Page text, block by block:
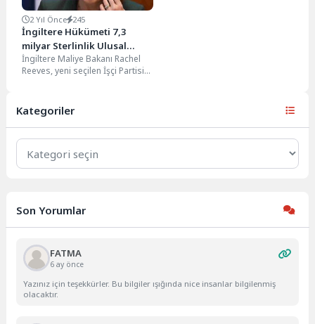
2 Yıl Önce 245
İngiltere Hükümeti 7,3
milyar Sterlinlik Ulusal
Servet Fonu Başlattı
İngiltere Maliye Bakanı Rachel
Reeves, yeni seçilen İşçi Partisi
projeleri...
Kategoriler
Kategoriler
Son Yorumlar
FATMA
6 ay önce
Yazınız için teşekkürler. Bu bilgiler ışığında nice insanlar bilgilenmiş
olacaktır.